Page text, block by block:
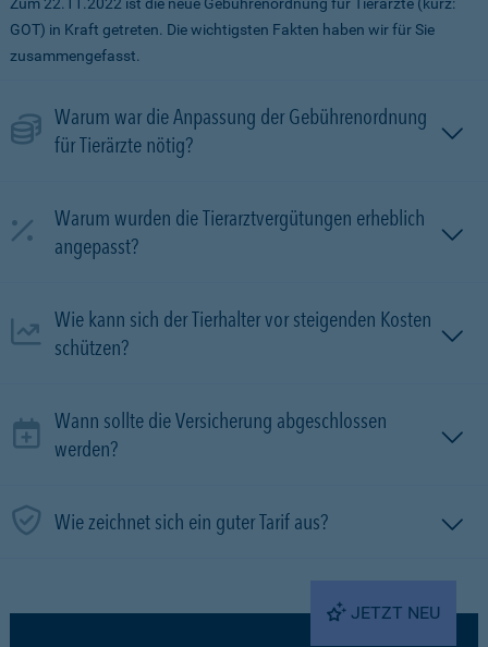
GOT) in Kraft getreten. Die wichtigsten Fakten haben wir für Sie
zusammengefasst.
Warum war die Anpassung der Gebührenordnung
für Tierärzte nötig?
Warum wurden die Tierarztvergütungen erheblich
angepasst?
Wie kann sich der Tierhalter vor steigenden Kosten
schützen?
Wann sollte die Versicherung abgeschlossen
werden?
Wie zeichnet sich ein guter Tarif aus?
JETZT NEU